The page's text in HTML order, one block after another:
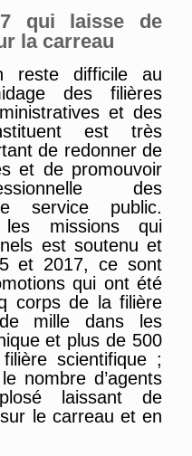
qui laisse de
la carreau
reste difficile au
des filières
et des
est très
de redonner de
et de promouvoir
des
service public.
les missions qui
est soutenu et
et 2017, ce sont
qui ont été
corps de la filière
mille dans les
et plus de 500
scientifique ;
nombre d’agents
laissant de
le carreau et en